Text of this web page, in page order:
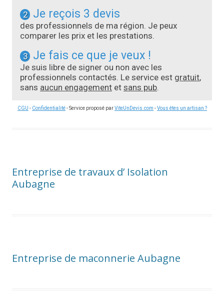
2 Je reçois 3 devis
des professionnels de ma région. Je peux
comparer les prix et les prestations.
3 Je fais ce que je veux !
Je suis libre de signer ou non avec les
professionnels contactés. Le service est gratuit,
sans aucun engagement et sans pub.
CGU - Confidentialité- Service proposé parViteUnDevis.com -Vous êtes un artisan ?
Entreprise de travaux d’ Isolation
Aubagne
Entreprise de maconnerie Aubagne